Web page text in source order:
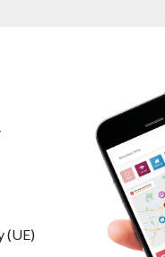
(UE)